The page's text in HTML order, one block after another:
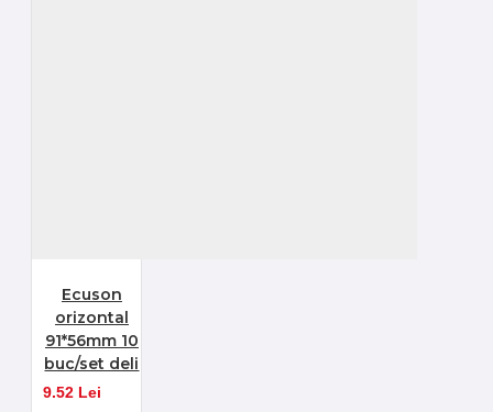
Ecuson
orizontal
91*56mm 10
buc/set deli
9.52 Lei